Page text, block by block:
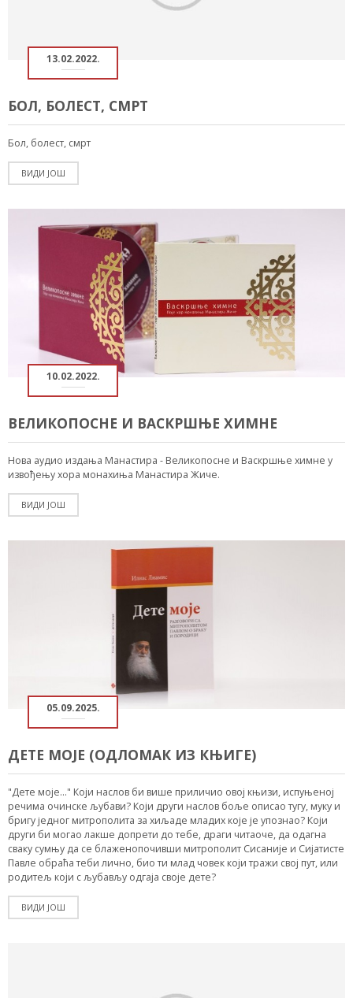
13.02.2022.
БОЛ, БОЛЕСТ, СМРТ
Бол, болест, смрт
ВИДИ ЈОШ
10.02.2022.
ВЕЛИКОПОСНЕ И ВАСКРШЊЕ ХИМНЕ
Нова аудио издања Манастира - Великопосне и Васкршње химне у
извођењу хора монахиња Манастира Жиче.
ВИДИ ЈОШ
05.09.2025.
ДЕТЕ МОЈЕ (ОДЛОМАК ИЗ КЊИГЕ)
"Дете моје..." Који наслов би више приличио овој књизи, испуњеној
речима очинске љубави? Који други наслов боље описао тугу, муку и
бригу једног митрополита за хиљаде младих које је упознао? Који
други би могао лакше допрети до тебе, драги читаоче, да одагна
сваку сумњу да се блаженопочивши митрополит Сисаније и Сијатисте
Павле обраћа теби лично, био ти млад човек који тражи свој пут, или
родитељ који с љубављу одгаја своје дете?
ВИДИ ЈОШ